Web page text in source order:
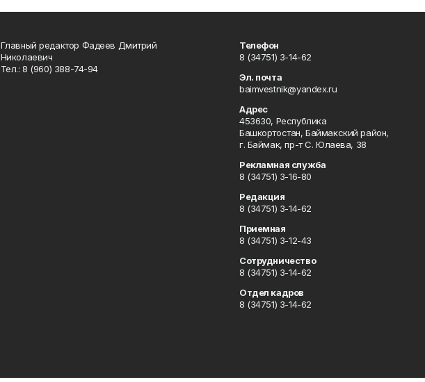
Главный редактор Фадеев Дмитрий
Николаевич
Тел.: 8 (960) 388-74-94
Телефон
8 (34751) 3-14-62
Эл. почта
baimvestnik@yandex.ru
Адрес
453630, Республика
Башкортостан, Баймакский район,
г. Баймак, пр-т С. Юлаева, 38
Рекламная служба
8 (34751) 3-16-80
Редакция
8 (34751) 3-14-62
Приемная
8 (34751) 3-12-43
Сотрудничество
8 (34751) 3-14-62
Отдел кадров
8 (34751) 3-14-62